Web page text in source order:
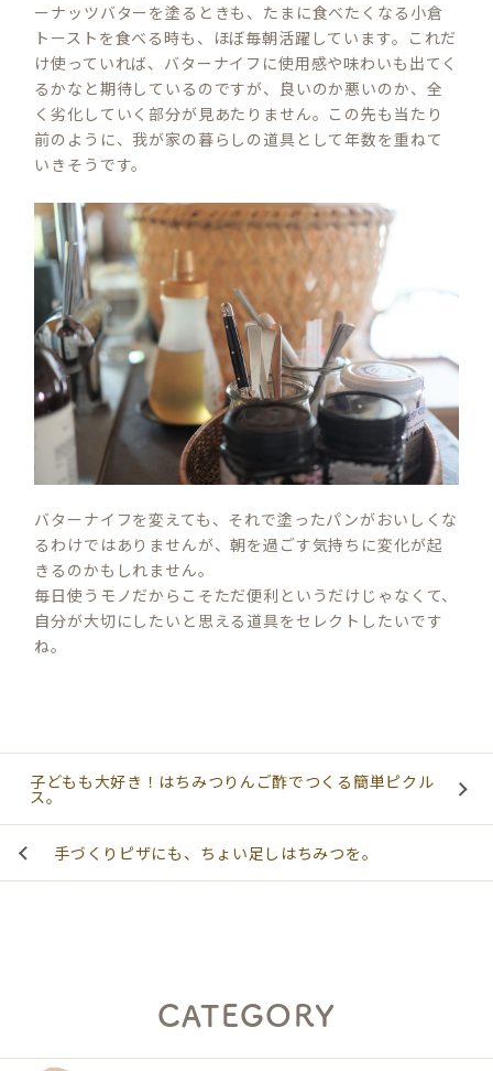
ーナッツバターを塗るときも、たまに食べたくなる小倉
トーストを食べる時も、ほぼ毎朝活躍しています。これだ
け使っていれば、バターナイフに使用感や味わいも出てく
るかなと期待しているのですが、良いのか悪いのか、全
く劣化していく部分が見あたりません。この先も当たり
前のように、我が家の暮らしの道具として年数を重ねて
いきそうです。
バターナイフを変えても、それで塗ったパンがおいしくな
るわけではありませんが、朝を過ごす気持ちに変化が起
きるのかもしれません。
毎日使うモノだからこそただ便利というだけじゃなくて、
自分が大切にしたいと思える道具をセレクトしたいです
ね。
子どもも大好き！はちみつりんご酢でつくる簡単ピクル
ス。
手づくりピザにも、ちょい足しはちみつを。
CATEGORY